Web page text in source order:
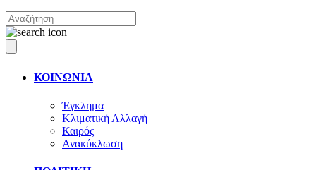
ΚΟΙΝΩΝΙΑ
Έγκλημα
Κλιματική Αλλαγή
Καιρός
Ανακύκλωση